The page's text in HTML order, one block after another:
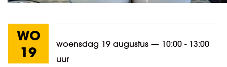
WO
19
woensdag 19 augustus — 10:00 - 13:00
uur